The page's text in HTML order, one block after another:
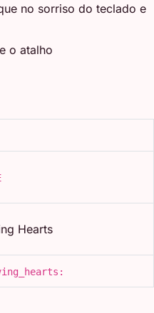
no sorriso do teclado e
o atalho
Hearts